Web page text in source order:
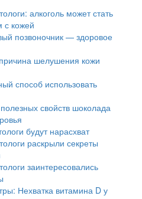
алкоголь может стать
с кожей
позвоночник — здоровое
шелушения кожи
способ использовать
свойств шоколада
будут нарасхват
раскрыли секреты
заинтересовались
Нехватка витамина D у